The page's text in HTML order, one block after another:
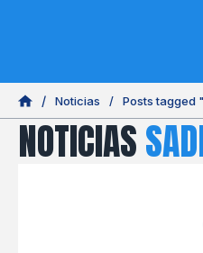
Noticias / Posts tagged
NOTICIAS